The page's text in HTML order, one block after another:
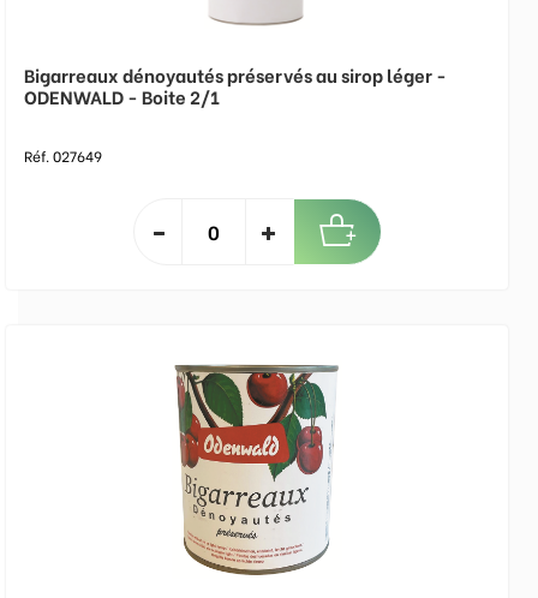
Bigarreaux dénoyautés préservés au sirop léger -
ODENWALD - Boite 2/1
Réf. 027649